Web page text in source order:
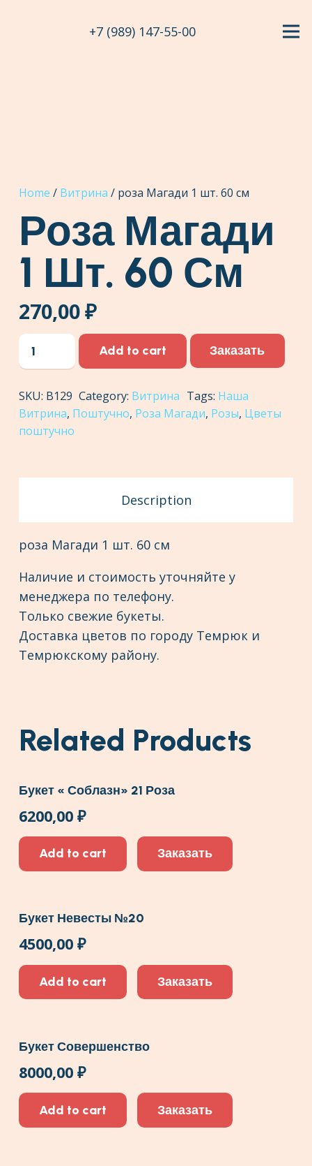
+7 (989) 147-55-00
Home / Витрина / роза Магади 1 шт. 60 см
Роза Магади
1 Шт. 60 См
270,00₽
роза
Магади
шт.
60
см
Add to cart Заказать
SKU: В129 Category: Витрина Tags: Наша
Витрина, Поштучно, Роза Магади, Розы, Цветы
поштучно
Description
роза Магади 1 шт. 60 см
Наличие и стоимость уточняйте у
менеджера по телефону.
Только свежие букеты.
Доставка цветов по городу Темрюк и
Темрюкскому району.
Related Products
Букет « Соблазн» 21 Роза
6200,00 ₽
Add to cart Заказать
Букет Невесты №20
4500,00 ₽
Add to cart Заказать
Букет Совершенство
8000,00 ₽
Add to cart Заказать